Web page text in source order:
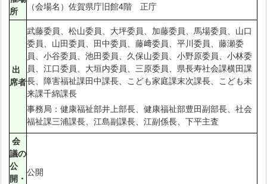
所
（会場名）佐賀県庁旧館4階 正庁
出
席者
武藤委員、松山委員、大坪委員、加藤委員、馬場委員、山口
委員、山田委員、田中委員、藤﨑委員、平川委員、藤瀬委
員、小谷委員、池田委員、久保山委員、小野原委員、小林委
員、江口委員、大垣内委員、三原委員、県長寿社会課横田課
長、障害福祉課田中課長、こども家庭課末次課長、こども未
来課千綿課長
事務局：健康福祉部井上部長、健康福祉部豊田副部長、社会
福祉課三浦課長、江島副課長、江副係長、下平主査
会
議の
公
開・
公開